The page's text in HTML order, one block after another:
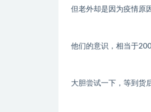
但老外却是因为疫情原
他们的意识，相当于
大胆尝试一下，等到货